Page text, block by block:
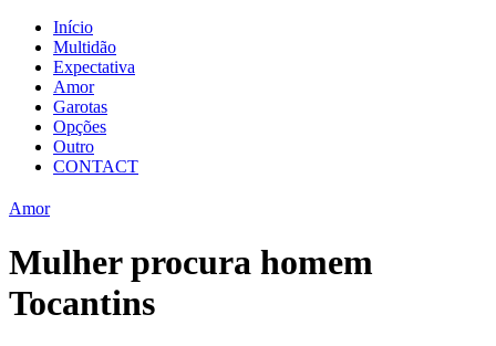
Início
Multidão
Expectativa
Amor
Garotas
Opções
Outro
CONTACT
Amor
Mulher procura homem
Tocantins